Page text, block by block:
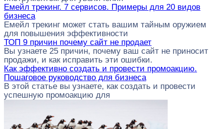
Емейл трекинг. 7 сервисов. Примеры для 20 видов
бизнеса
Емейл трекинг может стать вашим тайным оружием
для повышения эффективности
ТОП 9 причин почему сайт не продает
Вы узнаете 25 причин, почему ваш сайт не приносит
продажи, и как исправить эти ошибки.
Как эффективно создать и провести промоакцию.
Пошаговое руководство для бизнеса
В этой статье вы узнаете, как создать и провести
успешную промоакцию для